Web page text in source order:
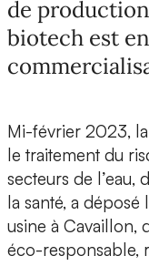
de
biotech est
Mi-février 2023,
le traitement du
secteurs de l’eau,
la santé, a déposé
usine à Cavaillon,
éco-responsable,